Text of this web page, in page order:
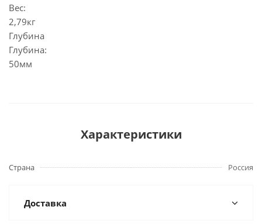
Вес:
2,79кг
Глубина
Глубина:
50мм
Характеристики
Страна Россия
Доставка